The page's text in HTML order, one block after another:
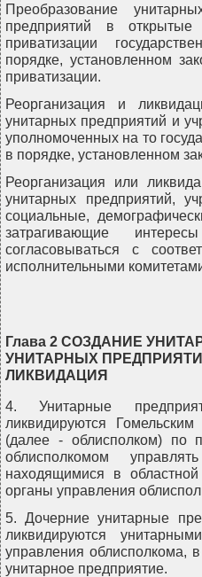
Преобразование
предприятий в
приватизации
порядке, установленном
приватизации.
Реорганизация и
унитарных предприятий и
уполномоченных на то
в порядке, установленном
Реорганизация или
унитарных предприятий,
социальные,
затрагивающие
согласовываться с
исполнительными
Глава 2 СОЗДАНИЕ
УНИТАРНЫХ
ЛИКВИДАЦИЯ
4. Унитарные
ликвидируются
(далее - облисполком) по
облисполкомом
находящимися в
органы управления
5. Дочерние унитарные
ликвидируются
управления облисполкома,
унитарное предприятие.